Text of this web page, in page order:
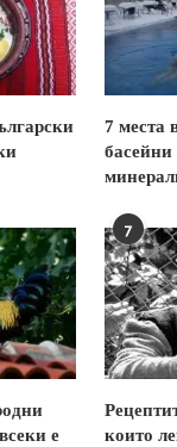
7 места
басейни
е
7
които